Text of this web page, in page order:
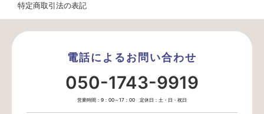
特定商取引法の表記
電話によるお問い合わせ
050-1743-9919
営業時間：9：00～17：00 定休日：土・日・祝日